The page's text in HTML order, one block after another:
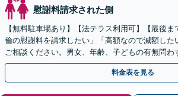
慰謝料請求された側
【無料駐車場あり】【法テラス利用可】【最後
倫の慰謝料を請求したい」「高額なので減額した
ご相談ください。男女、年齢、子どもの有無問わ
り。当日相談も可能な限り対応【子連れ相談可】
料金表を見る